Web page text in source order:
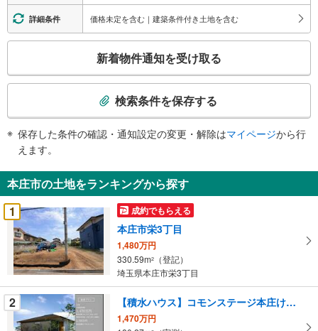
詳細条件 価格未定を含む｜建築条件付き土地を含む
検
知
を
受
け
取
る
・
件
を
新着物件通知を受け取る
検索条件を保存する
保存した条件の確認・通知設定の変更・解除はマイページから行
えます。
本庄市の土地をランキングから探す
1
成約でもらえる
本庄市栄3丁目
1,480万円
330.59m2
（登記）
埼玉県本庄市栄3丁目
2 【積水ハウス】コモンステージ本庄けや木
1,470万円